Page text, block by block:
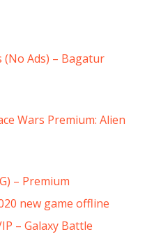
(No Ads) – Bagatur
Wars Premium: Alien
– Premium
new game offline
– Galaxy Battle